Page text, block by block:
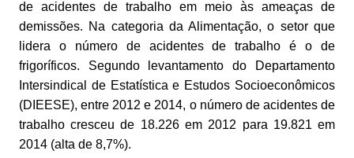
de acidentes de trabalho em meio às ameaças de
demissões. Na categoria da Alimentação, o setor que
lidera o número de acidentes de trabalho é o de
frigoríficos. Segundo levantamento do Departamento
Intersindical de Estatística e Estudos Socioeconômicos
(DIEESE), entre 2012 e 2014, o número de acidentes de
trabalho cresceu de 18.226 em 2012 para 19.821 em
2014 (alta de 8,7%).